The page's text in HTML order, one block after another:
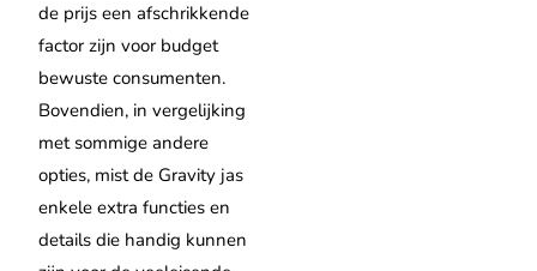
de prijs een afschrikkende
factor zijn voor budget
bewuste consumenten.
Bovendien, in vergelijking
met sommige andere
opties, mist de Gravity jas
enkele extra functies en
details die handig kunnen